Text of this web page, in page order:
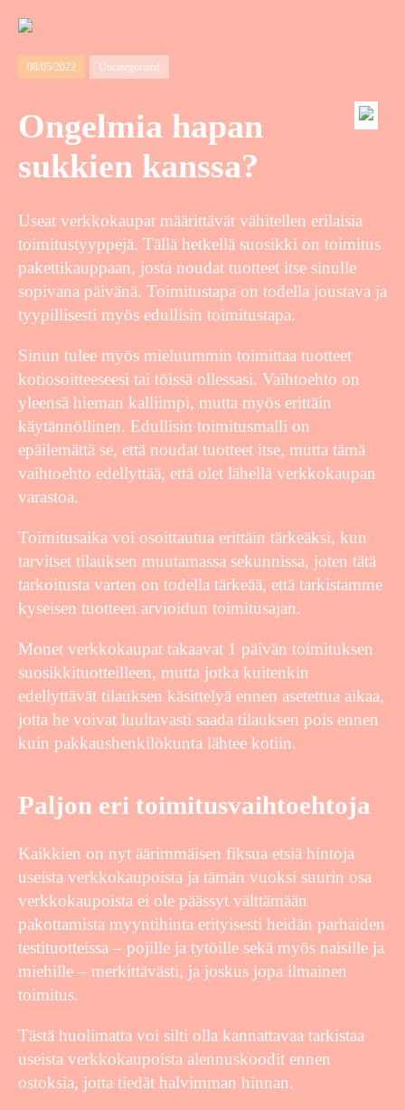
08/05/2022 Uncategorized
Ongelmia hapan
sukkien kanssa?
Useat verkkokaupat määrittävät vähitellen erilaisia
toimitustyyppejä. Tällä hetkellä suosikki on toimitus
pakettikauppaan, josta noudat tuotteet itse sinulle
sopivana päivänä. Toimitustapa on todella joustava ja
tyypillisesti myös edullisin toimitustapa.
Sinun tulee myös mieluummin toimittaa tuotteet
kotiosoitteeseesi tai töissä ollessasi. Vaihtoehto on
yleensä hieman kalliimpi, mutta myös erittäin
käytännöllinen. Edullisin toimitusmalli on
epäilemättä se, että noudat tuotteet itse, mutta tämä
vaihtoehto edellyttää, että olet lähellä verkkokaupan
varastoa.
Toimitusaika voi osoittautua erittäin tärkeäksi, kun
tarvitset tilauksen muutamassa sekunnissa, joten tätä
tarkoitusta varten on todella tärkeää, että tarkistamme
kyseisen tuotteen arvioidun toimitusajan.
Monet verkkokaupat takaavat 1 päivän toimituksen
suosikkituotteilleen, mutta jotka kuitenkin
edellyttävät tilauksen käsittelyä ennen asetettua aikaa,
jotta he voivat luultavasti saada tilauksen pois ennen
kuin pakkaushenkilökunta lähtee kotiin.
Paljon eri toimitusvaihtoehtoja
Kaikkien on nyt äärimmäisen fiksua etsiä hintoja
useista verkkokaupoista ja tämän vuoksi suurin osa
verkkokaupoista ei ole päässyt välttämään
pakottamista myyntihinta erityisesti heidän parhaiden
testituotteissa – pojille ja tytöille sekä myös naisille ja
miehille – merkittävästi, ja joskus jopa ilmainen
toimitus.
Tästä huolimatta voi silti olla kannattavaa tarkistaa
useista verkkokaupoista alennuskoodit ennen
ostoksia, jotta tiedät halvimman hinnan.